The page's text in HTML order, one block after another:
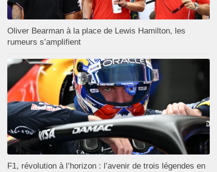
Oliver Bearman à la place de Lewis Hamilton, les
rumeurs s’amplifient
F1, révolution à l’horizon : l’avenir de trois légendes en